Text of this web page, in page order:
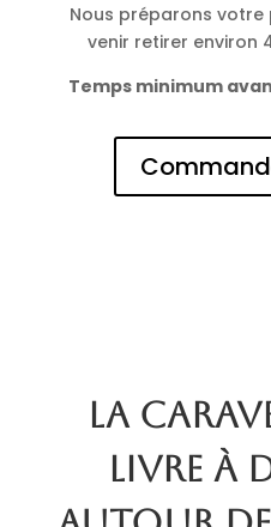
Nous préparons votre
venir retirer environ
Temps minimum
La
livre à